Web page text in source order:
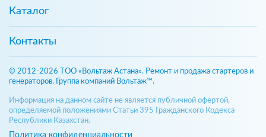
Каталог
Контакты
© 2012-2026 ТОО «Вольтаж Астана». Ремонт и продажа стартеров и
генераторов. Группа компаний Вольтаж™.
Информация на данном сайте не является публичной офертой,
определяемой положениями Статьи 395 Гражданского Кодекса
Республики Казахстан.
Политика конфиденциальности